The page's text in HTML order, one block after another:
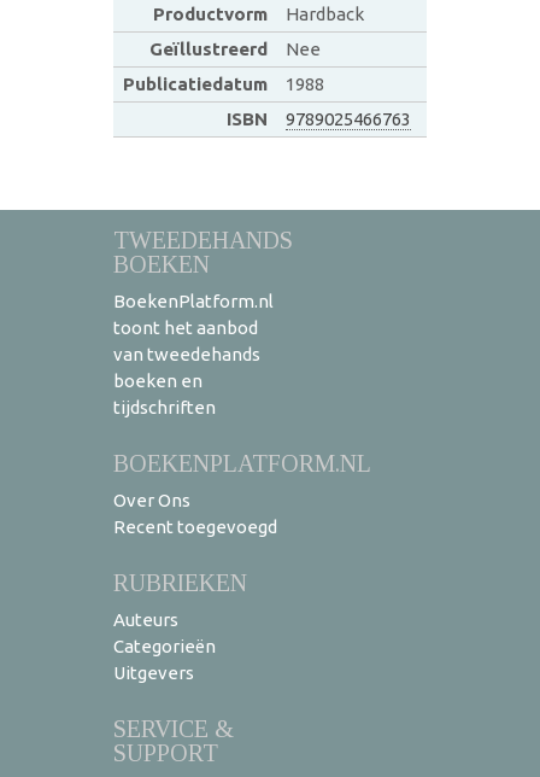
Productvorm
Hardback
Geïllustreerd
Nee
Publicatiedatum
1988
ISBN
9789025466763
TWEEDEHANDS
BOEKEN
BoekenPlatform.nl
toont het aanbod
van tweedehands
boeken en
tijdschriften
BOEKENPLATFORM.NL
Over Ons
Recent toegevoegd
RUBRIEKEN
Auteurs
Categorieën
Uitgevers
SERVICE &
SUPPORT